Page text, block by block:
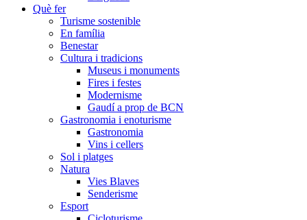
Què fer
Turisme sostenible
En família
Benestar
Cultura i tradicions
Museus i monuments
Fires i festes
Modernisme
Gaudí a prop de BCN
Gastronomia i enoturisme
Gastronomia
Vins i cellers
Sol i platges
Natura
Vies Blaves
Senderisme
Esport